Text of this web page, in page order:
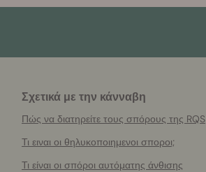
Σχετικά με την κάνναβη
Πώς να διατηρείτε τους σπόρους της RQS
Τι ειναι οι θηλυκοποιημενοι σποροι;
Τι είναι οι σπόροι αυτόματης άνθισης